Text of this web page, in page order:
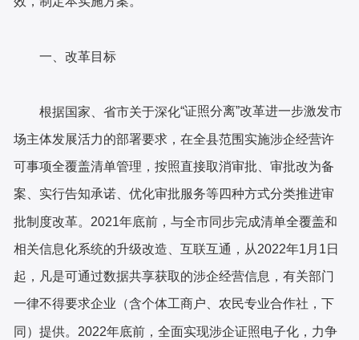
一、改革目标
根据国家、省市关于深化“证照分离”改革进一步激发市
场主体发展活力的部署要求，在全县范围实施涉企经营许
可事项全覆盖清单管理，按照直接取消审批、审批改为备
案、实行告知承诺、优化审批服务等四种方式分类推进审
批制度改革。2021年底前，与全市同步完成清单全覆盖和
相关信息化系统的升级改造、互联互通，从2022年1月1日
起，凡是可通过数据共享获取的涉企经营信息，有关部门
一律不得要求企业（含个体工商户、农民专业合作社，下
同）提供。2022年底前，全面实现涉企证照电子化，力争